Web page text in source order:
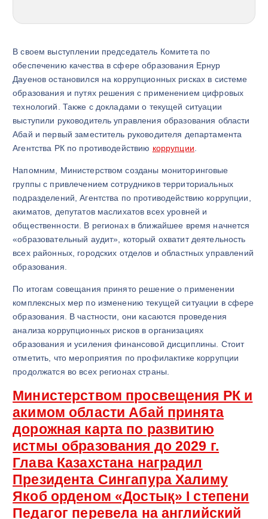
В своем выступлении председатель Комитета по
обеспечению качества в сфере образования Ернур
Дауенов остановился на коррупционных рисках в системе
образования и путях решения с применением цифровых
технологий. Также с докладами о текущей ситуации
выступили руководитель управления образования области
Абай и первый заместитель руководителя департамента
Агентства РК по противодействию коррупции
Напомним, Министерством созданы мониторинговые
группы с привлечением сотрудников территориальных
подразделений, Агентства по противодействию коррупции,
акиматов, депутатов маслихатов всех уровней и
общественности. В регионах в ближайшее время начнется
«образовательный аудит», который охватит деятельность
всех районных, городских отделов и областных управлений
образования.
По итогам совещания принято решение о применении
комплексных мер по изменению текущей ситуации в сфере
образования. В частности, они касаются проведения
анализа коррупционных рисков в организациях
образования и усиления финансовой дисциплины. Стоит
отметить, что мероприятия по профилактике коррупции
продолжатся во всех регионах страны.
Министерством просвещения РК и
акимом области Абай принята
дорожная карта по развитию
истмы образования до 2029 г.
Глава Казахстана наградил
Президента Сингапура Халиму
Якоб орденом «Достық» I степени
Педагог перевела на английский